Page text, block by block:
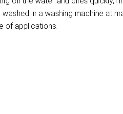
in a washing machine at
of applications.